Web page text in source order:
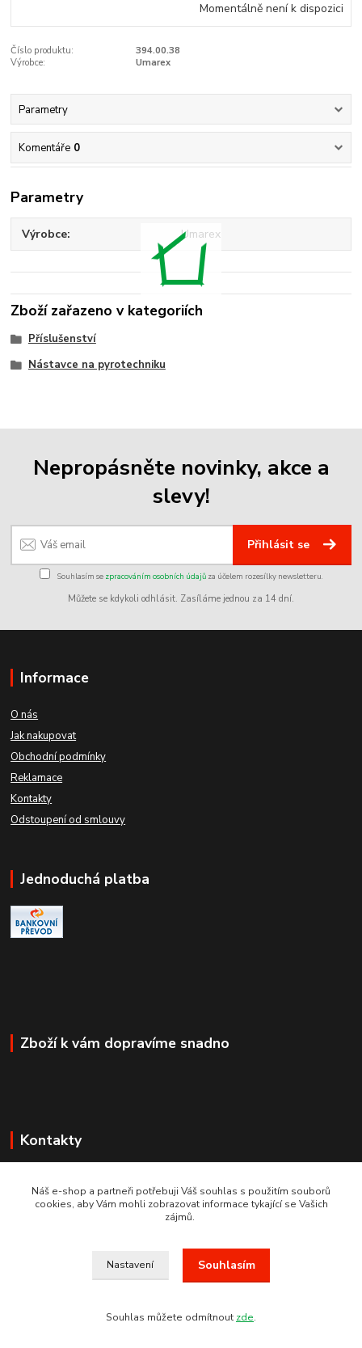
Momentálně není k dispozici
Číslo produktu:
394.00.38
Výrobce:
Umarex
Parametry
Komentáře 0
Parametry
Výrobce Umarex
Zboží zařazeno v kategoriích
Příslušenství
Nástavce na pyrotechniku
Nepropásněte novinky, akce a
slevy!
Přihlásit se
Souhlasím se zpracováním osobních údajůza účelem rozesílky newsletteru.
Můžete se kdykoli odhlásit. Zasíláme jednou za 14 dní.
Informace
O nás
Jak nakupovat
Obchodní podmínky
Reklamace
Kontakty
Odstoupení od smlouvy
Jednoduchá platba
Zboží k vám dopravíme snadno
Kontakty
(Po-Pá, 8-20 hod.)
VE DNECH 25 AŽ 28.2.2022 BUDE PROBÍHAT INVENTURA. VAŠE
Náš e-shop a partneři potřebuji Váš souhlas s použitím souborů
cookies, aby Vám mohli zobrazovat informace tykající se Vašich
zájmů.
Nastavení Souhlasím
Souhlas můžete odmítnout zde.